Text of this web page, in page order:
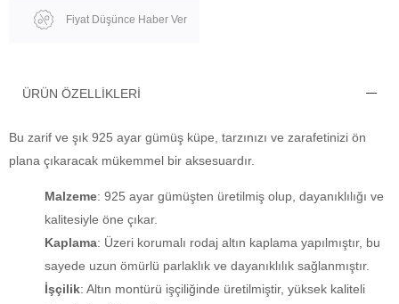
Fiyat Düşünce Haber Ver
ÜRÜN ÖZELLIKLERI
Bu zarif ve şık 925 ayar gümüş küpe, tarzınızı ve zarafetinizi ön
plana çıkaracak mükemmel bir aksesuardır.
Malzeme: 925 ayar gümüşten üretilmiş olup, dayanıklılığı ve
kalitesiyle öne çıkar.
Kaplama: Üzeri korumalı rodaj altın kaplama yapılmıştır, bu
sayede uzun ömürlü parlaklık ve dayanıklılık sağlanmıştır.
İşçilik: Altın montürü işçiliğinde üretilmiştir, yüksek kaliteli